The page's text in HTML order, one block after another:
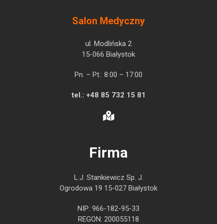
Salon Medyczny
ul. Modlińska 2
15-066 Białystok
Pn. – Pt.: 8:00 – 17:00
tel.: +48 85 732 15 81
Firma
L.J. Stankiewicz Sp. J.
Ogrodowa 19 15-027 Białystok
NIP: 966-182-95-33
REGON: 200055118